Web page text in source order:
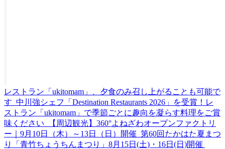
レストラン「ukitomam」、夕食のみ召し上がることも可能で
す 中川強シェフ「Destination Restaurants 2026」を受賞！レ
ストラン「ukitomam」で季節ごとに趣向を凝らす料理をご賞
味ください
【周辺観光】360°よねざわオープンファクトリ
ー｜9月10日（木）～13日（日）開催 第60回たかはた夏まつ
り「青竹ちょうちんまつり」8月15日(土)・16日(日)開催